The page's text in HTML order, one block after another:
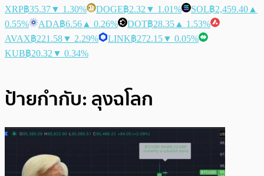
XRP฿35.37▼ 1.30% DOGE฿2.32 ▼ 1.01% SOL฿2,459.40 ▲
0.55%
ADA฿6.56 ▲ 0.26% DOT฿28.35 ▲ 1.53%
AVAX฿221.58▼ 2.29% LINK฿272.15▼ 0.05%
KUB฿20.32 ▼ 0.34%
ป้ายกำกับ: ลุงฉโลก